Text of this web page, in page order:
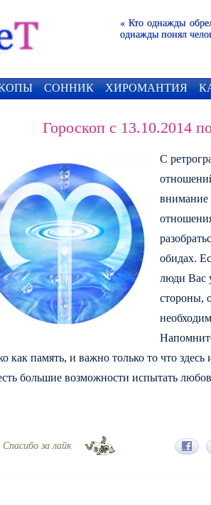
« Кто однажды
однажды понял
СОННИК ХИРОМАНТИЯ
Гороскоп с 13.10.2014
С
внимание
обидах.
люди Вас
стороны,
как память, и важно только то что
большие возможности испытать
Cпасибо за лайк